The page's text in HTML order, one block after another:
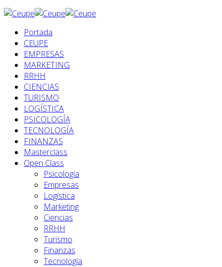
Portada
CEUPE
EMPRESAS
MARKETING
RRHH
CIENCIAS
TURISMO
LOGÍSTICA
PSICOLOGÍA
TECNOLOGÍA
FINANZAS
Masterclass
Open Class
Psicología
Empresas
Logística
Marketing
Ciencias
RRHH
Turismo
Finanzas
Tecnología